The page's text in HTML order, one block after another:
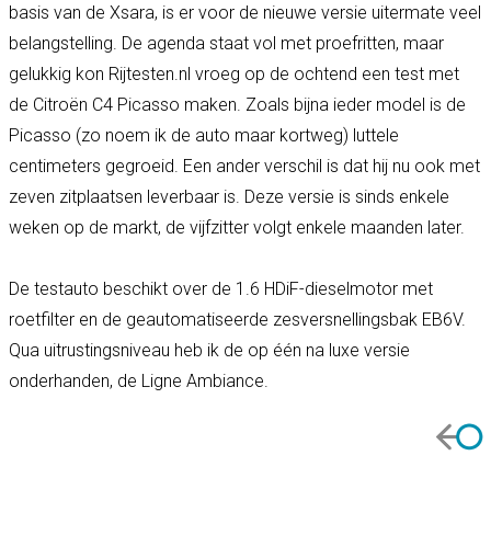
basis van de Xsara, is er voor de nieuwe versie uitermate veel
belangstelling. De agenda staat vol met proefritten, maar
gelukkig kon Rijtesten.nl vroeg op de ochtend een test met
de Citroën C4 Picasso maken. Zoals bijna ieder model is de
Picasso (zo noem ik de auto maar kortweg) luttele
centimeters gegroeid. Een ander verschil is dat hij nu ook met
zeven zitplaatsen leverbaar is. Deze versie is sinds enkele
weken op de markt, de vijfzitter volgt enkele maanden later.
De testauto beschikt over de 1.6 HDiF-dieselmotor met
roetfilter en de geautomatiseerde zesversnellingsbak EB6V.
Qua uitrustingsniveau heb ik de op één na luxe versie
onderhanden, de Ligne Ambiance.